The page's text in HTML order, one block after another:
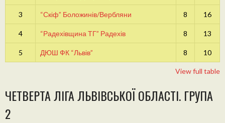
3 “Скіф” Боложинів/Вербляни 8 16
4 “Радехівщина ТГ” Радехів 8 13
5 ДЮШ ФК “Львів” 8 10
View full table
ЧЕТВЕРТА ЛІГА ЛЬВІВСЬКОЇ ОБЛАСТІ. ГРУПА
2